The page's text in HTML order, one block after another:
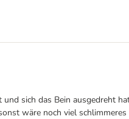
sich das Bein ausgedreht
wäre noch viel